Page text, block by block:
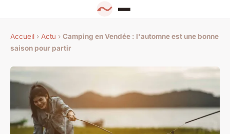
Accueil › Actu › Camping en Vendée : l'automne est une bonne
saison pour partir